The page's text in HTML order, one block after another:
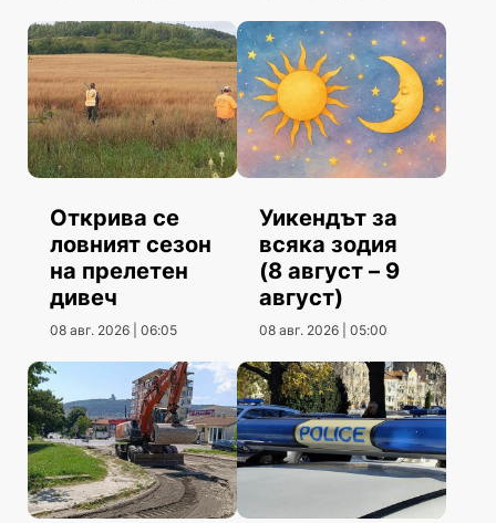
Открива се
ловният сезон
на прелетен
дивеч
08 авг. 2026 | 06:05
Уикендът за
всяка зодия
(8 август – 9
август)
08 авг. 2026 | 05:00